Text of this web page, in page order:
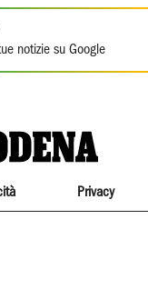
notizie su Google
Privacy